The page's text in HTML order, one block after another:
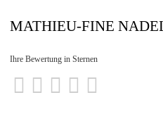
MATHIEU-FINE
Ihre Bewertung in Sternen